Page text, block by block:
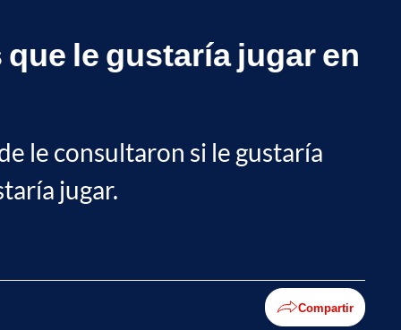
le gustaría jugar en
le consultaron si le gustaría
jugar.
Compartir